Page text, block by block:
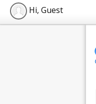
Hi, Guest